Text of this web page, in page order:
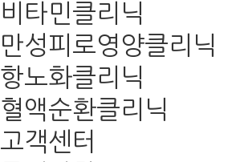
비타민클리닉
만성피로영양클리닉
항노화클리닉
혈액순환클리닉
고객센터